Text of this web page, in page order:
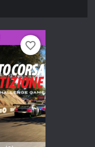
favorite_border